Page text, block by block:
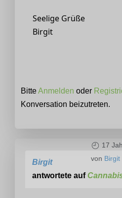
Seelige Grüße
Birgit
BitteAnmelden oder
Konversation beizutreten.
17
von Birgit
Birgit
antwortete auf